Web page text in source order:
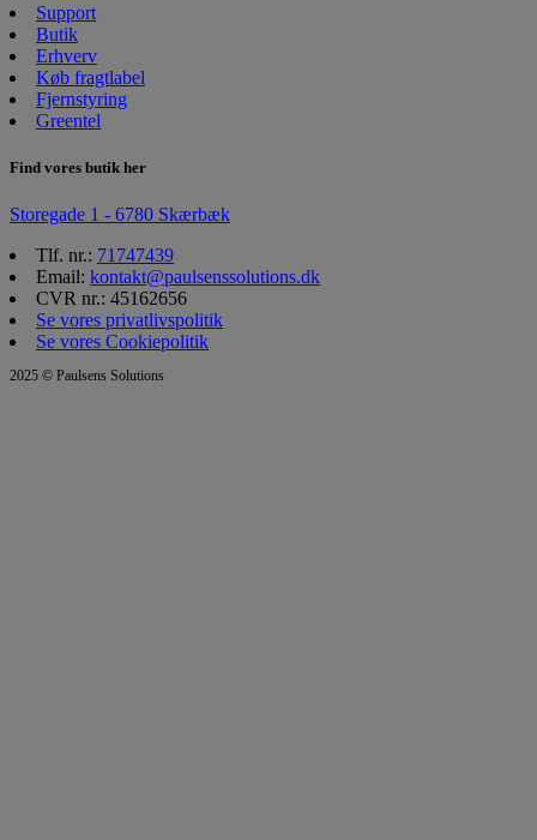
Support
Butik
Erhverv
Køb fragtlabel
Fjernstyring
Greentel
Find vores butik her
Storegade 1 - 6780 Skærbæk
Tlf. nr.: 71747439
Email: kontakt@paulsenssolutions.dk
CVR nr.: 45162656
Se vores privatlivspolitik
Se vores Cookiepolitik
2025 © Paulsens Solutions